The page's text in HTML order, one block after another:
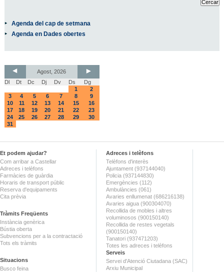
Agenda del cap de setmana
Agenda en Dades obertes
Agost, 2026
Dl
Dt Dc Dj Dv Ds
Dg
1
2
3
4 5 6 7 8
9
10
11 12 13 14 15
16
17
18 19 20 21 22
23
24
25 26 27 28 29
30
31
Et podem ajudar?
Com arribar a Castellar
Adreces i telèfons
Farmàcies de guàrdia
Horaris de transport públic
Reserva d'equipaments
Cita prèvia
Tràmits Freqüents
Instància genèrica
Bústia oberta
Subvencions per a la contractació
Tots els tràmits
Situacions
Busco feina
Adreces i telèfons
Telèfons d'interès
Ajuntament (937144040)
Policia (937144830)
Emergències (112)
Ambulàncies (061)
Avaries enllumenat (686216138)
Avaries aigua (900304070)
Recollida de mobles i altres
voluminosos (900150140)
Recollida de restes vegetals
(900150140)
Tanatori (937471203)
Totes les adreces i telèfons
Serveis
Servei d'Atenció Ciutadana (SAC)
Arxiu Municipal